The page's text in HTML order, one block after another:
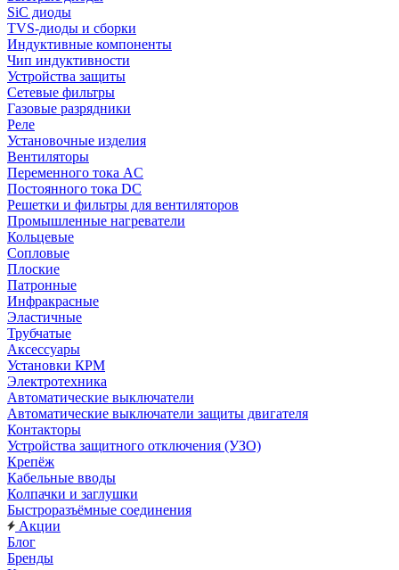
SiC диоды
TVS-диоды и сборки
Индуктивные компоненты
Чип индуктивности
Устройства защиты
Сетевые фильтры
Газовые разрядники
Реле
Установочные изделия
Вентиляторы
Переменного тока AC
Постоянного тока DC
Решетки и фильтры для вентиляторов
Промышленные нагреватели
Кольцевые
Сопловые
Плоские
Патронные
Инфракрасные
Эластичные
Трубчатые
Аксессуары
Установки КРМ
Электротехника
Автоматические выключатели
Автоматические выключатели защиты двигателя
Контакторы
Устройства защитного отключения (УЗО)
Крепёж
Кабельные вводы
Колпачки и заглушки
Быстроразъёмные соединения
Акции
Блог
Бренды